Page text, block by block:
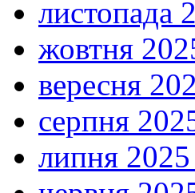
листопада
жовтня
вересня
серпня
липня